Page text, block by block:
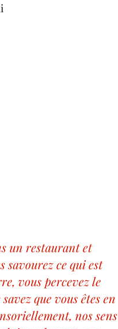
un restaurant et
savourez ce qui est
vous percevez le
que vous êtes en
nos sens